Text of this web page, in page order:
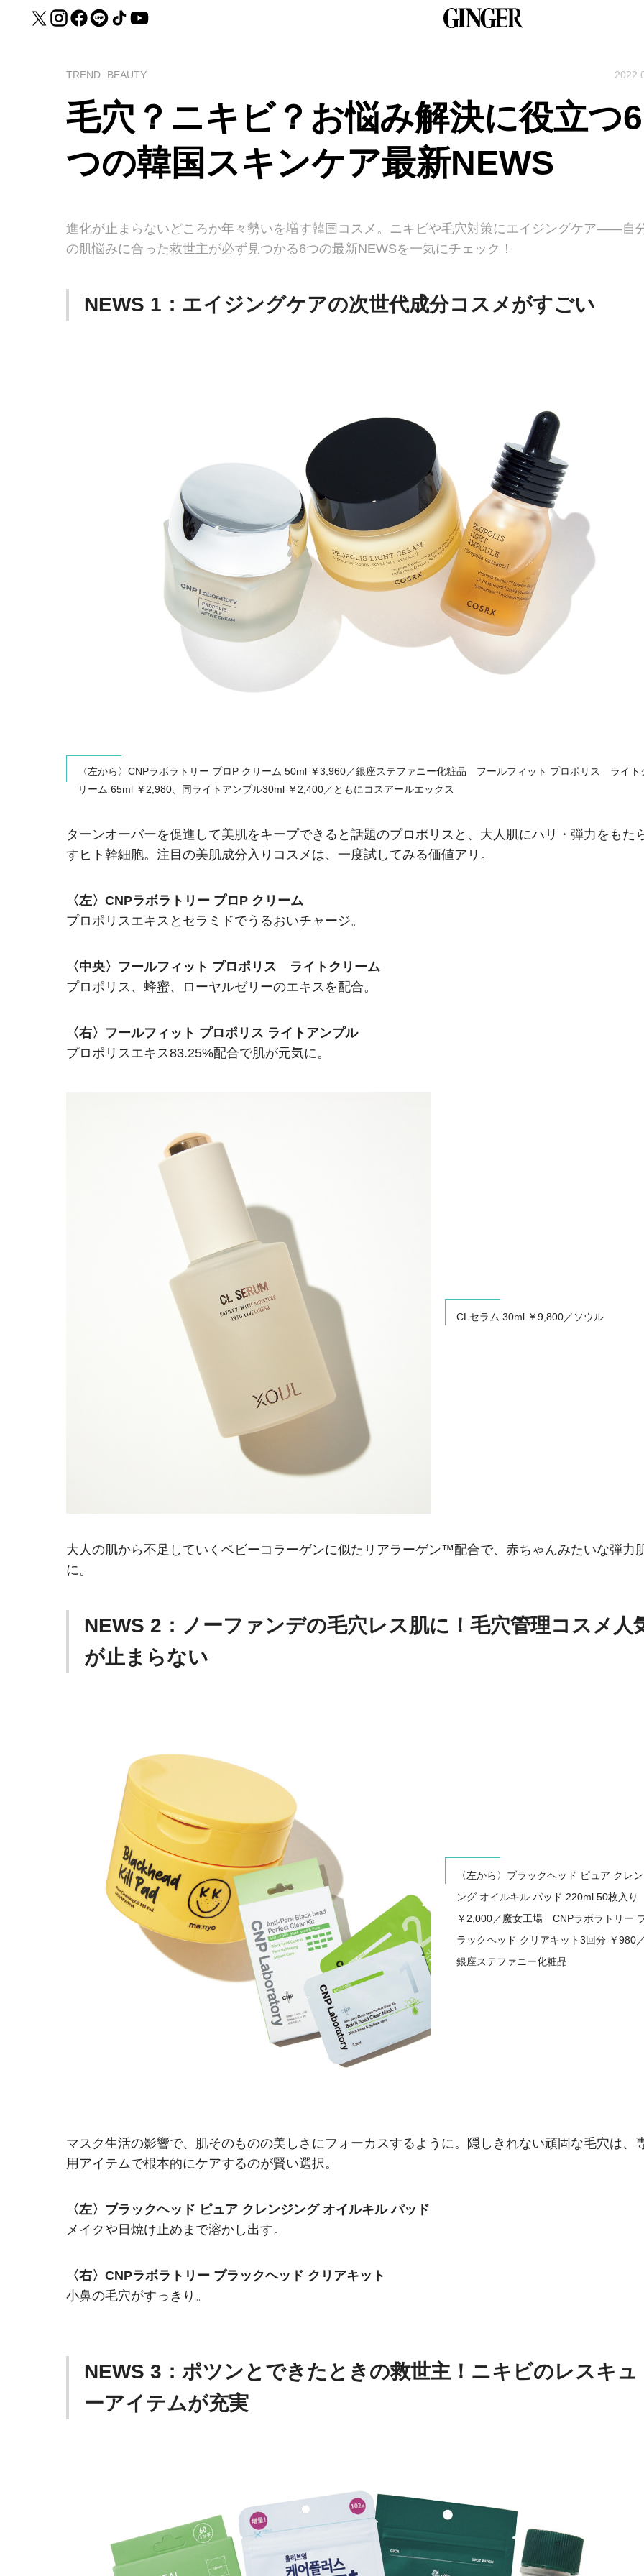
TREND BEAUTY
毛穴？ニキビ？お悩み解決に役立つ6
つの韓国スキンケア最新NEWS
進化が止まらないどころか年々勢いを増す韓国コスメ。ニキビや毛穴対策にエイジングケア――自
の肌悩みに合った救世主が必ず見つかる6つの最新NEWSを一気にチェック！
NEWS 1：エイジングケアの次世代成分コスメがすごい
〈左から〉CNPラボラトリー プロP クリーム 50ml ￥3,960／銀座ステファニー化粧品 フールフィット プロポリス ライト
リーム 65ml ￥2,980、同ライトアンプル30ml ￥2,400／ともにコスアールエックス
ターンオーバーを促進して美肌をキープできると話題のプロポリスと、大人肌にハリ・弾力をもた
すヒト幹細胞。注目の美肌成分入りコスメは、一度試してみる価値アリ。
〈左〉CNPラボラトリー プロP クリーム
プロポリスエキスとセラミドでうるおいチャージ。
〈中央〉フールフィット プロポリス ライトクリーム
プロポリス、蜂蜜、ローヤルゼリーのエキスを配合。
〈右〉フールフィット プロポリス ライトアンプル
プロポリスエキス83.25%配合で肌が元気に。
CLセラム 30ml ￥9,800／ソウル
大人の肌から不足していくベビーコラーゲンに似たリアラーゲン™配合で、赤ちゃんみたいな弾力
に。
NEWS 2：ノーファンデの毛穴レス肌に！毛穴管理コスメ人
が止まらない
〈左から〉ブラックヘッド ピュア クレ
ング オイルキル パッド 220ml 50枚入り
￥2,000／魔女工場 CNPラボラトリー
ラックヘッド クリアキット3回分 ￥980
銀座ステファニー化粧品
マスク生活の影響で、肌そのものの美しさにフォーカスするように。隠しきれない頑固な毛穴は、
用アイテムで根本的にケアするのが賢い選択。
〈左〉ブラックヘッド ピュア クレンジング オイルキル パッド
メイクや日焼け止めまで溶かし出す。
〈右〉CNPラボラトリー ブラックヘッド クリアキット
小鼻の毛穴がすっきり。
NEWS 3：ポツンとできたときの救世主！ニキビのレスキュ
ーアイテムが充実